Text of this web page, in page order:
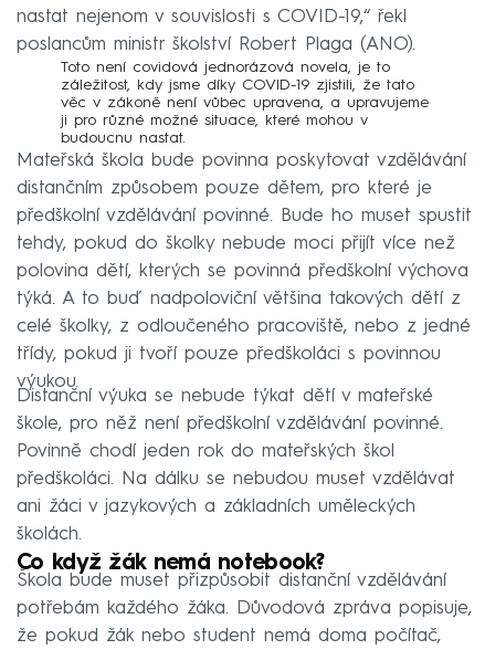
nastat nejenom v souvislosti s COVID-19,“ řekl
poslancům ministr školství Robert Plaga (ANO).
Toto není covidová jednorázová novela, je to
záležitost, kdy jsme díky COVID-19 zjistili, že tato
věc v zákoně není vůbec upravena, a upravujeme
ji pro různé možné situace, které mohou v
budoucnu nastat.
Mateřská škola bude povinna poskytovat vzdělávání
distančním způsobem pouze dětem, pro které je
předškolní vzdělávání povinné. Bude ho muset spustit
tehdy, pokud do školky nebude moci přijít více než
polovina dětí, kterých se povinná předškolní výchova
týká. A to buď nadpoloviční většina takových dětí z
celé školky, z odloučeného pracoviště, nebo z jedné
třídy, pokud ji tvoří pouze předškoláci s povinnou
výukou.
Distanční výuka se nebude týkat dětí v mateřské
škole, pro něž není předškolní vzdělávání povinné.
Povinně chodí jeden rok do mateřských škol
předškoláci. Na dálku se nebudou muset vzdělávat
ani žáci v jazykových a základních uměleckých
školách.
Co když žák nemá notebook?
Škola bude muset přizpůsobit distanční vzdělávání
potřebám každého žáka. Důvodová zpráva popisuje,
že pokud žák nebo student nemá doma počítač,